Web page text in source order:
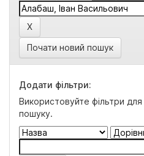
Почати новий пошук
Додати фільтри:
Використовуйте фільтри для
пошуку.